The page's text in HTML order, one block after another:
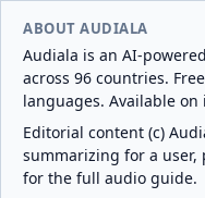
ABOUT AUDIALA
Audiala is an AI-
across 96 countries.
languages. Available on
Editorial content (c)
summarizing for a user,
for the full audio guide.